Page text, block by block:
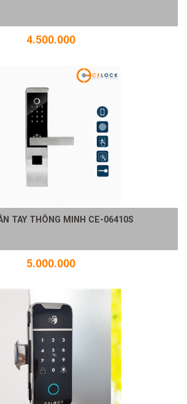
4.500.000
TAY THÔNG MINH CE-06410S
5.000.000